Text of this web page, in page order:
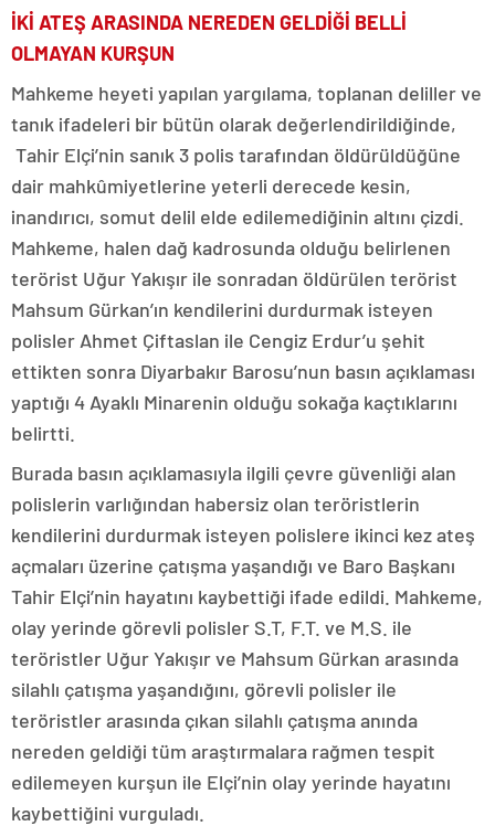
İKİ ATEŞ ARASINDA NEREDEN GELDİĞİ BELLİ
OLMAYAN KURŞUN
Mahkeme heyeti yapılan yargılama, toplanan deliller ve
tanık ifadeleri bir bütün olarak değerlendirildiğinde,
Tahir Elçi’nin sanık 3 polis tarafından öldürüldüğüne
dair mahkûmiyetlerine yeterli derecede kesin,
inandırıcı, somut delil elde edilemediğinin altını çizdi.
Mahkeme, halen dağ kadrosunda olduğu belirlenen
terörist Uğur Yakışır ile sonradan öldürülen terörist
Mahsum Gürkan’ın kendilerini durdurmak isteyen
polisler Ahmet Çiftaslan ile Cengiz Erdur’u şehit
ettikten sonra Diyarbakır Barosu’nun basın açıklaması
yaptığı 4 Ayaklı Minarenin olduğu sokağa kaçtıklarını
belirtti.
Burada basın açıklamasıyla ilgili çevre güvenliği alan
polislerin varlığından habersiz olan teröristlerin
kendilerini durdurmak isteyen polislere ikinci kez ateş
açmaları üzerine çatışma yaşandığı ve Baro Başkanı
Tahir Elçi’nin hayatını kaybettiği ifade edildi. Mahkeme,
olay yerinde görevli polisler S.T, F.T. ve M.S. ile
teröristler Uğur Yakışır ve Mahsum Gürkan arasında
silahlı çatışma yaşandığını, görevli polisler ile
teröristler arasında çıkan silahlı çatışma anında
nereden geldiği tüm araştırmalara rağmen tespit
edilemeyen kurşun ile Elçi’nin olay yerinde hayatını
kaybettiğini vurguladı.